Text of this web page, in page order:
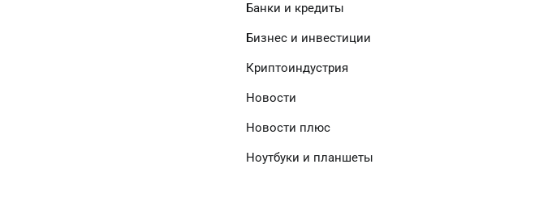
Банки и кредиты
Бизнес и инвестиции
Криптоиндустрия
Новости
Новости плюс
Ноутбуки и планшеты